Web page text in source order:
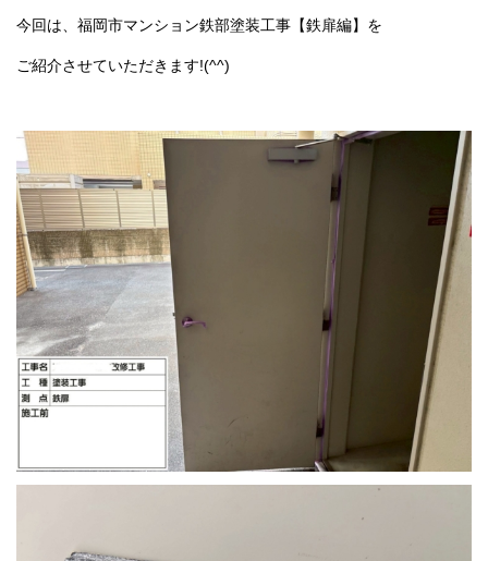
プライバシーポリシー
お問い合わせ
施工事例
お知らせ
スタッフブログ
今回は、福岡市マンション鉄部塗装工事【鉄扉編】を
ご紹介させていただきます!(^^)